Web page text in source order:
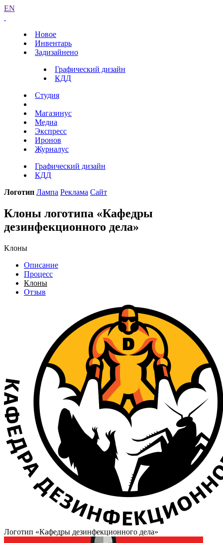
EN
Новое
Инвентарь
Задизайнено
Графический дизайн
КДД
Студия
Магазинус
Медиа
Экспресс
Иронов
Журналус
Графический дизайн
КДД
Логотип Лампа Реклама Сайт
Клоны логотипа «Кафедры
дезинфекционного дела»
Клоны
Описание
Процесс
Клоны
Отзыв
Логотип «Кафедры дезинфекционного дела»